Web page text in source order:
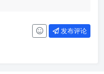
发布评论